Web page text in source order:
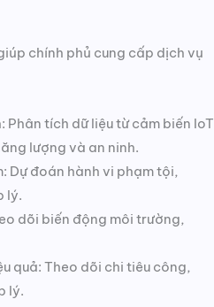
chính phủ cung cấp dịch vụ
Phân tích dữ liệu từ cảm biến IoT
lượng và an ninh.
Dự đoán hành vi phạm tội,
lý.
dõi biến động môi trường,
quả: Theo dõi chi tiêu công,
lý.